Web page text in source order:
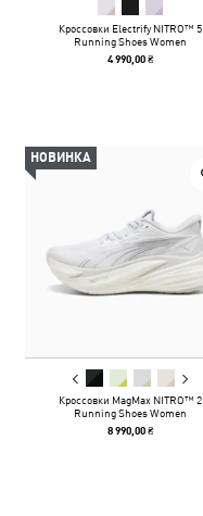
Кроссовки Electrify NITRO™ 5
Running Shoes Women
4 990,00 ₴
НОВИНКА
Кроссовки MagMax NITRO™ 2
Running Shoes Women
8 990,00 ₴